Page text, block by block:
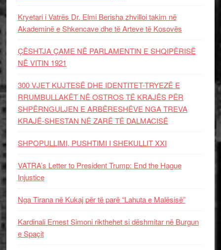
Kryetari i Vatrës Dr. Elmi Berisha zhvilloi takim në
Akademinë e Shkencave dhe të Arteve të Kosovës
ÇËSHTJA ÇAME NË PARLAMENTIN E SHQIPËRISË
NË VITIN 1921
300 VJET KUJTESË DHE IDENTITET-TRYEZË E
RRUMBULLAKËT NË OSTROS TË KRAJËS PËR
SHPËRNGULJEN E ARBËRESHËVE NGA TREVA
KRAJË-SHESTAN NË ZARË TË DALMACISË
SHPOPULLIMI, PUSHTIMI I SHEKULLIT XXI
VATRA’s Letter to President Trump: End the Hague
Injustice
Nga Tirana në Kukaj për të parë “Lahuta e Malësisë”
Kardinali Ernest Simoni rikthehet si dëshmitar në Burgun
e Spaçit